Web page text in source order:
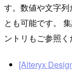
す。数値や文字
とも可能です。
ントリもご参照く
[Alteryx